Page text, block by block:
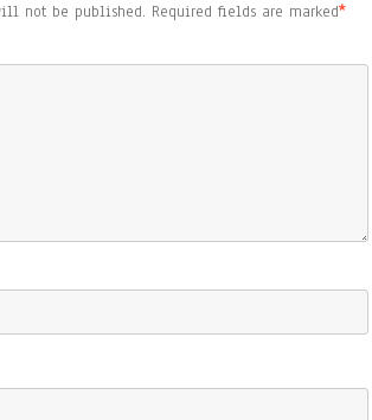
not be published. Required fields are marked*